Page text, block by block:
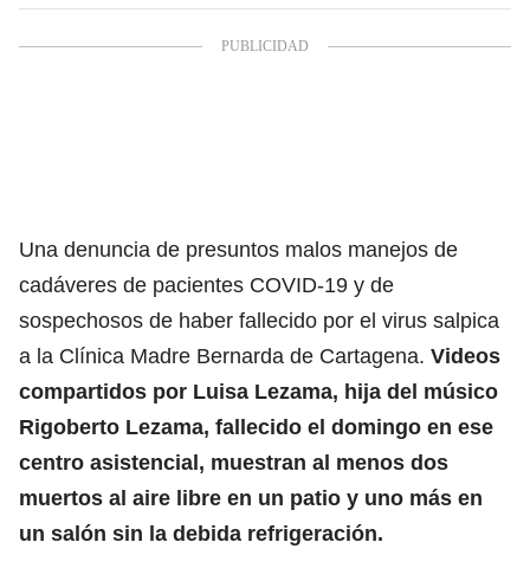
Una denuncia de presuntos malos manejos de
cadáveres de pacientes COVID-19 y de
sospechosos de haber fallecido por el virus salpica
a la Clínica Madre Bernarda de Cartagena. Videos
compartidos por Luisa Lezama, hija del músico
Rigoberto Lezama, fallecido el domingo en ese
centro asistencial, muestran al menos dos
muertos al aire libre en un patio y uno más en
un salón sin la debida refrigeración.